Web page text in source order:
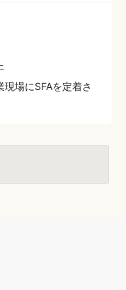
場にSFAを定着さ